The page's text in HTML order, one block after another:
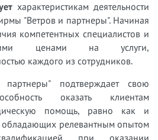
характеристикам деятельности
"Ветров и партнеры". Начиная
компетентных специалистов и
ценами на услуги,
каждого из сотрудников.
подтверждает свою
оказать клиентам
помощь, равно как и
обладающих релевантным опытом